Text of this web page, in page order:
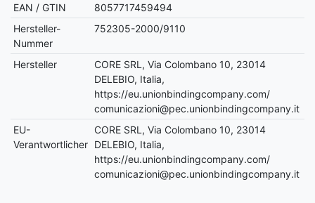
EAN / GTIN
8057717459494
Hersteller-
Nummer
752305-2000/9110
Hersteller
CORE SRL, Via Colombano 10, 23014
DELEBIO, Italia,
https://eu.unionbindingcompany.com/
comunicazioni@pec.unionbindingcompany.it
EU-
Verantwortlicher
CORE SRL, Via Colombano 10, 23014
DELEBIO, Italia,
https://eu.unionbindingcompany.com/
comunicazioni@pec.unionbindingcompany.it